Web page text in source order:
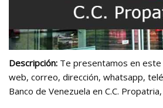
Descripción: Te presentamos en
web, correo, dirección, whatsapp,
Banco de Venezuela en C.C.